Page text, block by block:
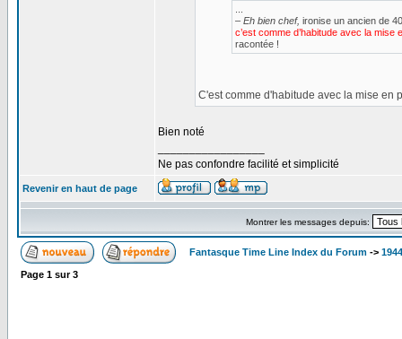
– Eh bien chef, ironise un ancien de
c’est comme d’habitude avec la mise
racontée !
C'est comme d'habitude avec la mise en
Bien noté
Ne pas confondre facilité et simplicité
Revenir en haut de page
Montrer les messages depuis:
Fantasque Time Line Index du Forum ->
Page 1 sur3